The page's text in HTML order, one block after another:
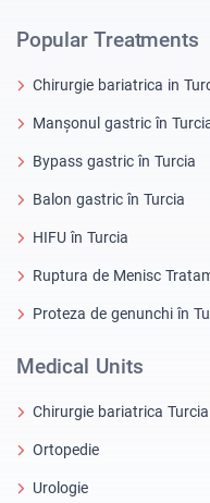
Popular Treatments
Chirurgie bariatrica in
Manșonul gastric în
Bypass gastric în Turcia
Balon gastric în Turcia
HIFU în Turcia
Ruptura de Menisc
Proteza de genunchi în
Medical Units
Chirurgie bariatrica Turcia
Ortopedie
Urologie